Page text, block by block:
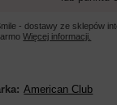
- dostawy ze sklepów
Więcej informacji.
American Club